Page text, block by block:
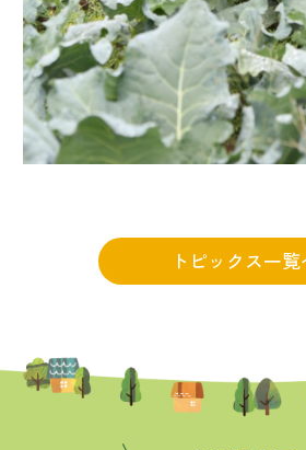
トピックス一覧